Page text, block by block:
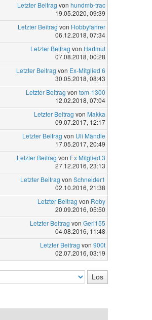
Letzter Beitrag von hundmb-trac
19.05.2020, 09:39
Letzter Beitrag von Hobbyfahrer
06.12.2018, 07:34
Letzter Beitrag von Hartmut
07.08.2018, 00:28
Letzter Beitrag von Ex-Mitglied 6
30.05.2018, 08:43
Letzter Beitrag von tom-1300
12.02.2018, 07:04
Letzter Beitrag von Makka
09.07.2017, 12:17
Letzter Beitrag von Uli Mändle
17.05.2017, 20:49
Letzter Beitrag von Ex Mitglied 3
27.12.2016, 23:13
Letzter Beitrag von Schneider1
02.10.2016, 21:38
Letzter Beitrag von Roby
20.09.2016, 05:50
Letzter Beitrag von Geri155
04.08.2016, 11:48
Letzter Beitrag von 900t
02.07.2016, 03:19